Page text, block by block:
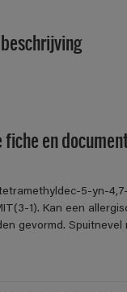
fiche en
5-yn-
1). Kan een
gevormd. Spuitnevel